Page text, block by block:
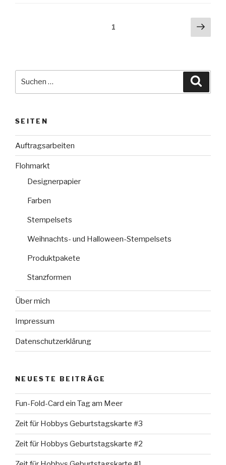
1
SEITEN
Auftragsarbeiten
Flohmarkt
Designerpapier
Farben
Stempelsets
Weihnachts- und Halloween-Stempelsets
Produktpakete
Stanzformen
Über mich
Impressum
Datenschutzerklärung
NEUESTE BEITRÄGE
Fun-Fold-Card ein Tag am Meer
Zeit für Hobbys Geburtstagskarte #3
Zeit für Hobbys Geburtstagskarte #2